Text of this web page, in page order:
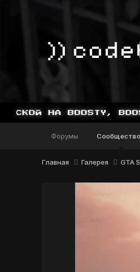
Форумы Сообщество
Главная Галерея GTA